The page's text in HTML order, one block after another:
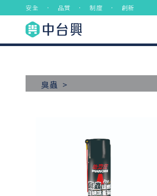
安全 ． 品質 ． 制度 ． 創新
臭蟲 >